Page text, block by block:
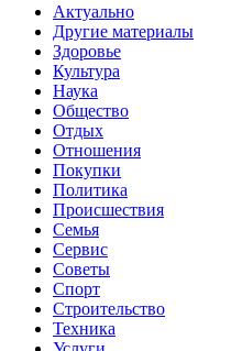
Актуально
Другие материалы
Здоровье
Культура
Наука
Общество
Отдых
Отношения
Покупки
Политика
Происшествия
Семья
Сервис
Советы
Спорт
Строительство
Техника